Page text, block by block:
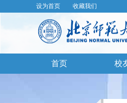
设为首页 收藏我们
首页 校